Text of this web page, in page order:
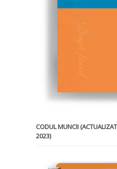
CODUL MUNCII
2023)